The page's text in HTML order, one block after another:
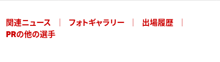
関連ニュース フォトギャラリー
出場履歴
PRの他の選手